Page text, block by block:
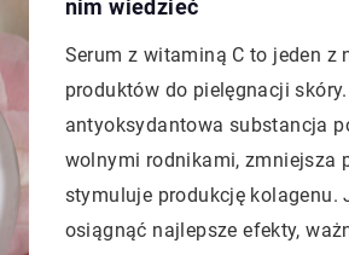
nim wiedzieć
Serum z witaminą C to jeden z
produktów do pielęgnacji
antyoksydantowa substancja
wolnymi rodnikami, zmniejsza
stymuluje produkcję kolagenu.
osiągnąć najlepsze efekty,